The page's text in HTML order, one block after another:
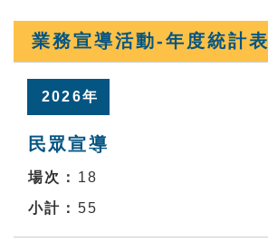
業務宣導活動-年度統計表
2026年
民眾宣導
18
55